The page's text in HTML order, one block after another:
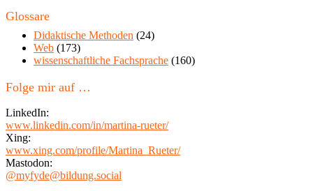
diesem
Glossare
Didaktische Methoden (24)
Web (173)
wissenschaftliche Fachsprache (160)
Folge mir auf …
LinkedIn:
www.linkedin.com/in/martina-rueter/
Xing:
www.xing.com/profile/Martina_Rueter/
Mastodon:
@myfyde@bildung.social